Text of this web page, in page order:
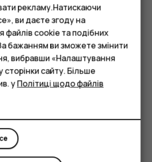
зменшення гучності. Ви також
на телефоні вимкнення
дзвінка, коли Ви піднімаєте
Налаштування> Система
звуку під час підняття
функцію.
вхідні виклики шляхом
телефону, торкніться
викликі ввімкніть цю функцію.
рекламу.Натискаючи
ви даєте згоду на
файлів cookie та подібних
бажанням ви зможете змінити
вибравши «Налаштування
сторінки сайту. Більше
уПолітиці щодо файлів